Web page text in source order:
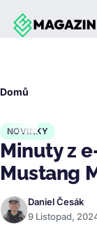
Přejít k
Domů
NOVINKY
Minuty z
Mustang
Daniel Česák
9 Listopad,